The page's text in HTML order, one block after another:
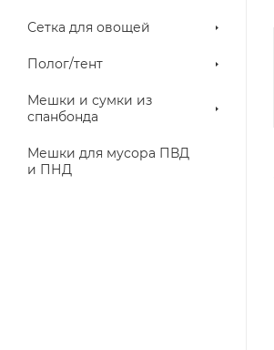
Сетка для овощей
Полог/тент
Мешки и сумки из
спанбонда
Мешки для мусора ПВД
и ПНД